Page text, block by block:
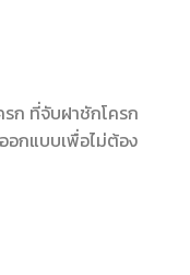
ก ที่จับฝาชักโครก
อกแบบเพื่อไม่ต้อง